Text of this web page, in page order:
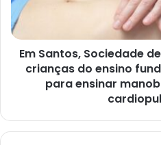
130
crianças
do
ensino
fundamental
para
Em Santos, Sociedade
crianças do ensino
para ensinar